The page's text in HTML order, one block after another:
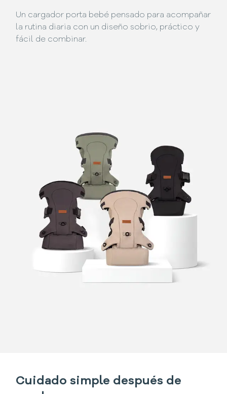
Un cargador porta bebé pensado para acompañar
la rutina diaria con un diseño sobrio, práctico y
fácil de combinar.
Cuidado simple después de